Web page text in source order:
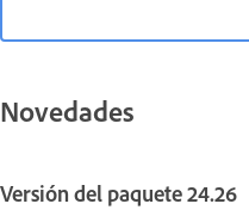
Novedades
Versión del paquete 24.26